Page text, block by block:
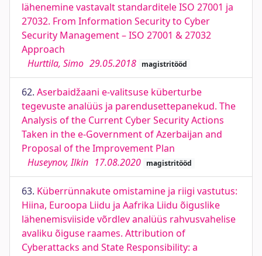
lähenemine vastavalt standarditele ISO 27001 ja
27032. From Information Security to Cyber
Security Management – ISO 27001 & 27032
Approach
Hurttila, Simo 29.05.2018 magistritööd
62. Aserbaidžaani e-valitsuse küberturbe
tegevuste analüüs ja parendusettepanekud. The
Analysis of the Current Cyber Security Actions
Taken in the e-Government of Azerbaijan and
Proposal of the Improvement Plan
Huseynov, Ilkin 17.08.2020 magistritööd
63. Küberrünnakute omistamine ja riigi vastutus:
Hiina, Euroopa Liidu ja Aafrika Liidu õiguslike
lähenemisviiside võrdlev analüüs rahvusvahelise
avaliku õiguse raames. Attribution of
Cyberattacks and State Responsibility: a